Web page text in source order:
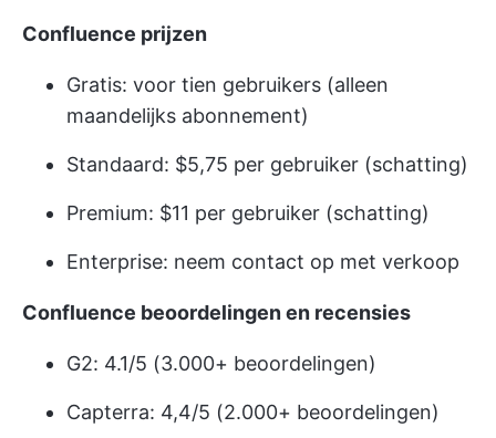
Confluence prijzen
Gratis: voor tien gebruikers (alleen
maandelijks abonnement)
Standaard: $5,75 per gebruiker (schatting)
Premium: $11 per gebruiker (schatting)
Enterprise: neem contact op met verkoop
Confluence beoordelingen en recensies
G2: 4.1/5 (3.000+ beoordelingen)
Capterra: 4,4/5 (2.000+ beoordelingen)